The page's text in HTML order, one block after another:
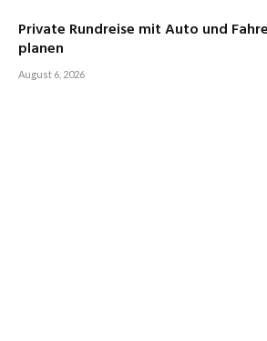
Private Rundreise mit Auto und
planen
August 6, 2026